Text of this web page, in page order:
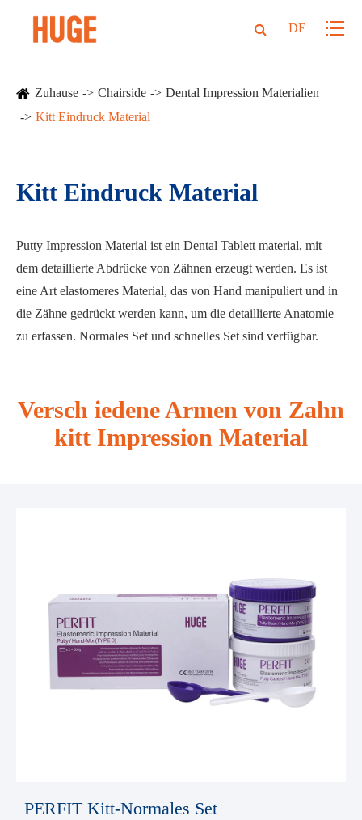
DE
Zuhause Chairside
Dental Impression Materialien
Kitt Eindruck Material
Kitt Eindruck Material
Putty Impression Material ist ein Dental Tablett material, mit
dem detaillierte Abdrücke von Zähnen erzeugt werden. Es ist
eine Art elastomeres Material, das von Hand manipuliert und in
die Zähne gedrückt werden kann, um die detaillierte Anatomie
zu erfassen. Normales Set und schnelles Set sind verfügbar.
Versch iedene Armen von Zahn
kitt Impression Material
PERFIT Kitt-Normales Set